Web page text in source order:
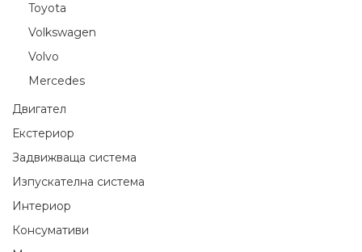
Toyota
Volkswagen
Volvo
Мercedes
Двигател
Екстериор
Задвижваща система
Изпускателна система
Интериор
Консумативи